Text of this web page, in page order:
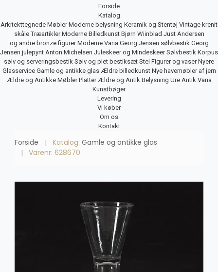
Forside
Katalog
Arkitekttegnede Møbler Moderne belysning Keramik og Stentøj Vintage krenit
skåle Træartikler Moderne Billedkunst Bjørn Wiinblad Just Andersen
og andre bronze figurer Moderne Varia Georg Jensen sølvbestik Georg
Jensen julepynt Anton Michelsen Juleskeer og Mindeskeer Sølvbestik Korpus
sølv og serveringsbestik Sølv og plet bestiksæt Stel Figurer og vaser Nyere
Glasservice Gamle og antikke glas Ældre billedkunst Nye havemøbler af jern
Ældre og Antikke Møbler Platter Ældre og Antik Belysning Ure Antik Varia
Kunstbøger
Levering
Vi køber
Om os
Kontakt
Forside Katalog: Gamle og antikke glas
Varenr: 628670